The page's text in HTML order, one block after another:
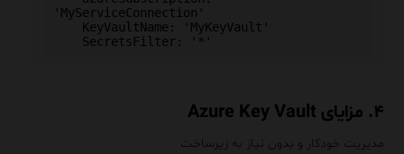
'MyServiceConnection'
۴. مزایای Azure Key Vault
مدیریت خودکار و بدون نیاز به زیرساخت